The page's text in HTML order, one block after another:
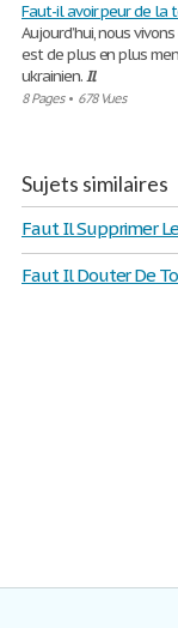
Faut-il avoir peur de la
Aujourd’hui, nous
est de plus en plus
ukrainien.Il
8 Pages• 678 Vues
Sujets similaires
Faut Il Supprimer
Faut Il Douter De